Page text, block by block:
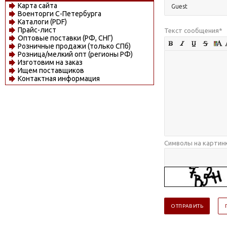
Карта сайта
Военторги С-Петербурга
Каталоги (PDF)
Прайс-лист
Оптовые поставки (РФ, СНГ)
Розничные продажи (только СПб)
Розница/мелкий опт (регионы РФ)
Изготовим на заказ
Ищем поставщиков
Контактная информация
Текст сообщения*
Символы на